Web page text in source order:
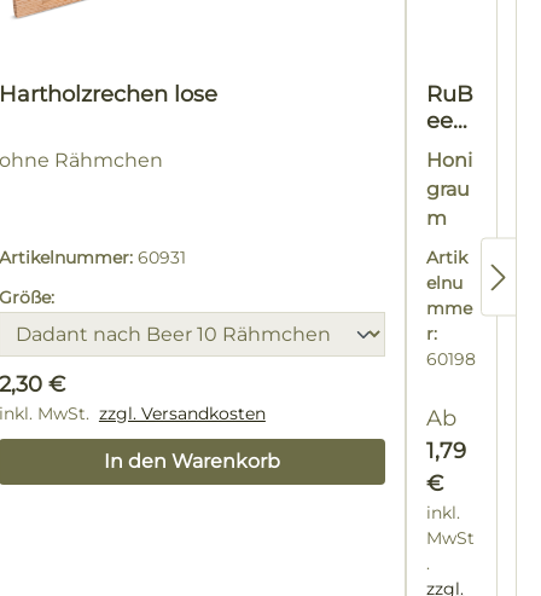
Hartholzrechen lose
ohne Rähmchen
Artikelnummer: 60931
Größe:
Regulärer Preis:
2,30 €
inkl. MwSt. zzgl. Versandkosten
In den Warenkorb
RuB
ee®
Dad
ant
Bee
r
Räh
mch
en
(kei
n
Honi
grau
m
gesc
hrau
bt
Artik
elnu
mme
r:
60198
Regulärer
Ab
1,79
€
inkl.
MwSt
.
zzgl.